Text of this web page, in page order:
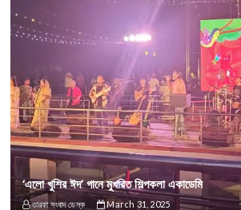
‘এলো খুশির ঈদ’ গানে মুখরিত শিল্পকলা একাডেমি
তারকা সংবাদ ডেস্ক March 31, 2025